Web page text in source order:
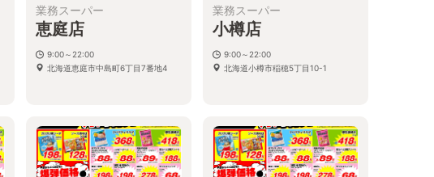
業務スーパー
恵庭店
9:00～22:00
北海道恵庭市中島町6丁目7番地4
業務スーパー
小樽店
9:00～22:00
北海道小樽市稲穂5丁目10-1